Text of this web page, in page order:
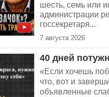
шесть, семь или
администрации
госсекретаря...
7 августа 2026
40 дней
«Если хочешь
что, вот и
объявленные